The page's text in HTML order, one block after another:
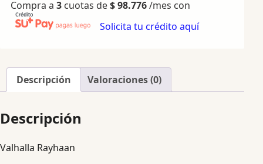
Compra a 3 cuotas de$98.776/mes con
Solicita tu crédito aquí
Descripción Valoraciones (0)
Descripción
Valhalla Rayhaan